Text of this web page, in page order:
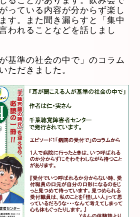
っている内容が分からず楽し
す。また聞き漏らすと「集中
われることなどを話しまし
基準の社会の中で」のコラム
ただきました。